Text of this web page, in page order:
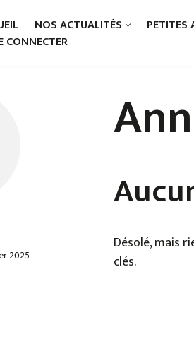
NOS ACTUALITÉS PETITES
CONNECTER
2025
Désolé, mais
clés.